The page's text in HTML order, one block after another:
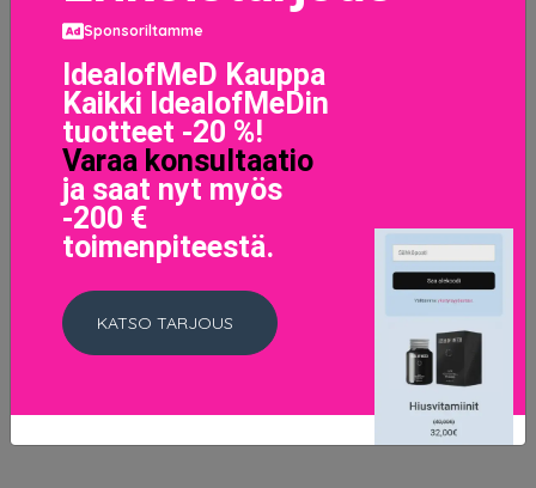
Infaillible 24H Stay Fresh Foundation 260 Golden Sun
19.9 EUR
Sponsoriltamme
IdealofMeD Kauppa
Kaikki IdealofMeDin
tuotteet -20 %!
Varaa konsultaatio
ja saat nyt myös
-200 €
toimenpiteestä.
KATSO TARJOUS